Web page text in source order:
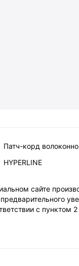
Патч-корд
HYPERLINE
сайте
с